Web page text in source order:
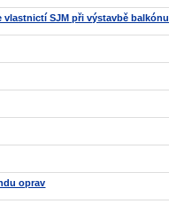
vlastnictí SJM při výstavbě balkónu
oprav